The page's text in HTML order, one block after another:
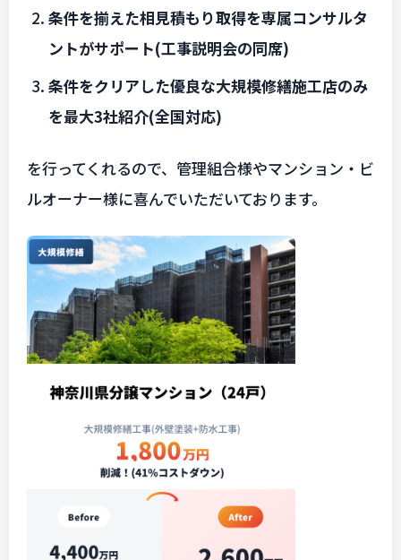
条件を揃えた相見積もり取得を専属コンサルタ
ントがサポート(工事説明会の同席)
条件をクリアした優良な大規模修繕施工店のみ
を最大3社紹介(全国対応)
を行ってくれるので、管理組合様やマンション・ビ
ルオーナー様に喜んでいただいております。